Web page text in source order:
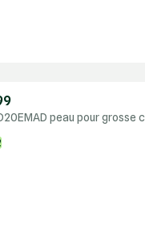
peau pour grosse